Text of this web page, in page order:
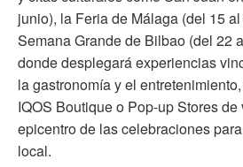
junio), la Feria de Málaga (del 15
Semana Grande de Bilbao (del 22
donde desplegará experiencias
la gastronomía y el
IQOS Boutique o Pop-up Stores
epicentro de las celebraciones
local.